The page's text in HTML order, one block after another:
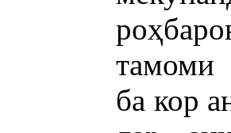
тамоми
ба кор